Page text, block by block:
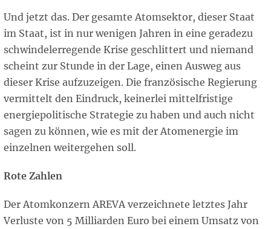
Und jetzt das. Der gesamte Atomsektor, dieser Staat
im Staat, ist in nur wenigen Jahren in eine geradezu
schwindelerregende Krise geschlittert und niemand
scheint zur Stunde in der Lage, einen Ausweg aus
dieser Krise aufzuzeigen. Die französische Regierung
vermittelt den Eindruck, keinerlei mittelfristige
energiepolitische Strategie zu haben und auch nicht
sagen zu können, wie es mit der Atomenergie im
einzelnen weitergehen soll.
Rote Zahlen
Der Atomkonzern AREVA verzeichnete letztes Jahr
Verluste von 5 Milliarden Euro bei einem Umsatz von